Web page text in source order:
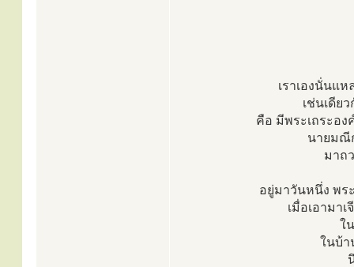
เราเองนั่นแ
เช่นเดีย
คือ มีพระเถระอ
นายมณี
มาถ
อยู่มาวันหนึ่ง พร
เมื่อเอามา
ใ
ในบ้า